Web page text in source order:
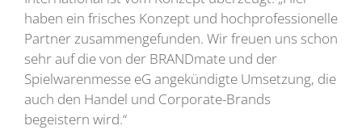
haben ein frisches Konzept und hochprofessionelle
Partner zusammengefunden. Wir freuen uns schon
sehr auf die von der BRANDmate und der
Spielwarenmesse eG angekündigte Umsetzung, die
auch den Handel und Corporate-Brands
begeistern wird.“